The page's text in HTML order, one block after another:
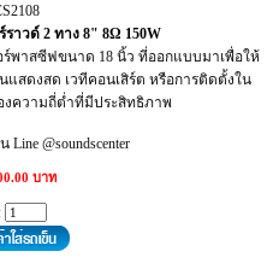
ราวด์ 2 ทาง 8" 8Ω 150W
ร์พาสซีฟขนาด 18 นิ้ว ที่ออกแบบมาเพื่อให้
แสดงสด เวทีคอนเสิร์ต หรือการติดตั้งใน
ความถี่ต่ำที่มีประสิทธิภาพ
@soundscenter
บาท